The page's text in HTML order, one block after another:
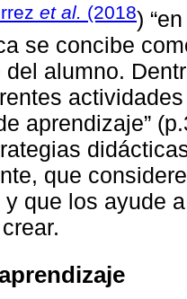
et al. (2018)
se concibe
del alumno.
aprendizaje”
que
que los ayude